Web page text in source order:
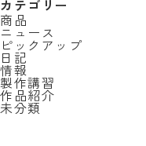
カテゴリー
商品
ニュース
ピックアップ
日記
情報
製作講習
作品紹介
未分類